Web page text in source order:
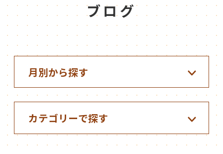
ブログ